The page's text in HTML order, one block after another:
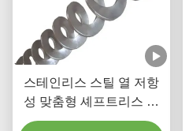
스테인리스 스틸 열 저항
성 맞춤형 셰프트리스 나
선 나선 오거 컨베이어